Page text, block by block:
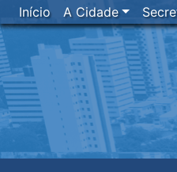
Início A Cidade